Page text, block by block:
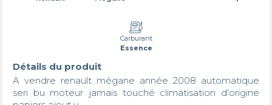
Carburant
Essence
Détails du produit
A vendre renault mégane année 2008 automatique
seri bu moteur jamais touché climatisation d'origine